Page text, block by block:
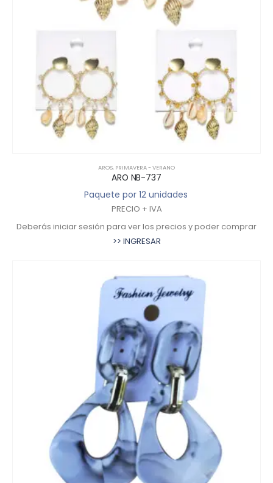
AROS, PRIMAVERA - VERANO
ARO NB-737
Paquete por 12 unidades
PRECIO + IVA
Deberás iniciar sesión para ver los precios y poder comprar
>> INGRESAR